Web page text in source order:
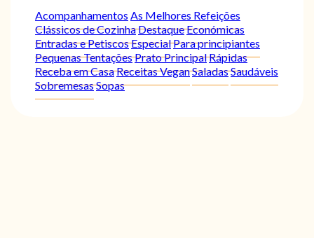
Acompanhamentos As Melhores Refeições
Clássicos de CozinhaDestaqueEconómicas
Entradas e PetiscosEspecialPara principiantes
Pequenas TentaçõesPrato PrincipalRápidas
Receba em CasaReceitas VeganSaladasSaudáveis
SobremesasSopas